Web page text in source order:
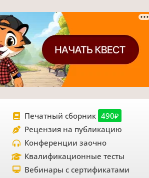
Печатный сборник 490₽
Рецензия на публикацию
Конференции заочно
Квалификационные тесты
Вебинары с сертификатами